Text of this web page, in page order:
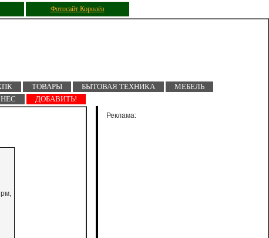
Фотосайт Королёв
ТОВАРЫ БЫТОВАЯ ТЕХНИКА
МЕБЕЛЬ
ДОБАВИТЬ!
Реклама: